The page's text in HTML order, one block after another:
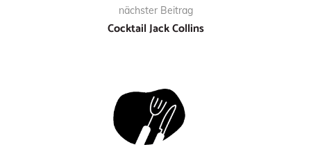
nächster Beitrag
Cocktail Jack Collins